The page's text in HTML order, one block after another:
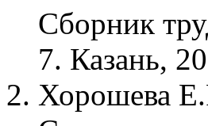
Сборник
7. Казань,
Хорошева